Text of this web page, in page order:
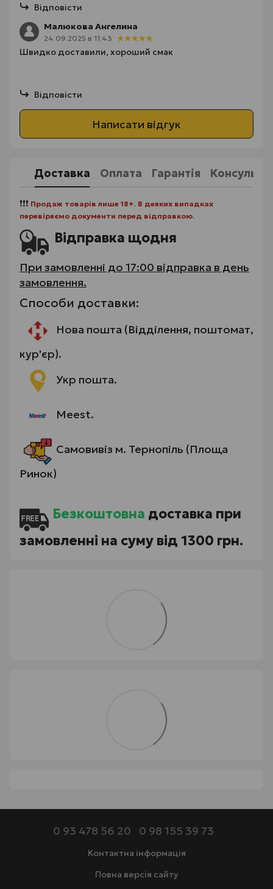
Відповісти
Малюкова Ангелина
24.09.2025 в 11:43
Швидко доставили, хороший смак
Відповісти
Написати відгук
Доставка Оплата Гарантія
❗❗❗ Продаж товарів лише 18+. В деяких випадках
перевіряємо документи перед відправкою.
Відправка щодня
При замовленні до 17:00 відправка в день
замовлення.
Способи доставки:
Нова пошта (Відділення, поштомат,
кур'єр).
Укр пошта.
Meest.
Самовивіз м. Тернопіль (Площа
Ринок)
Безкоштовна доставка при
замовленні на суму від 1300 грн.
0 93 478 56 20 0 98 155 39 73
Контактна інформація
Повна версія сайту